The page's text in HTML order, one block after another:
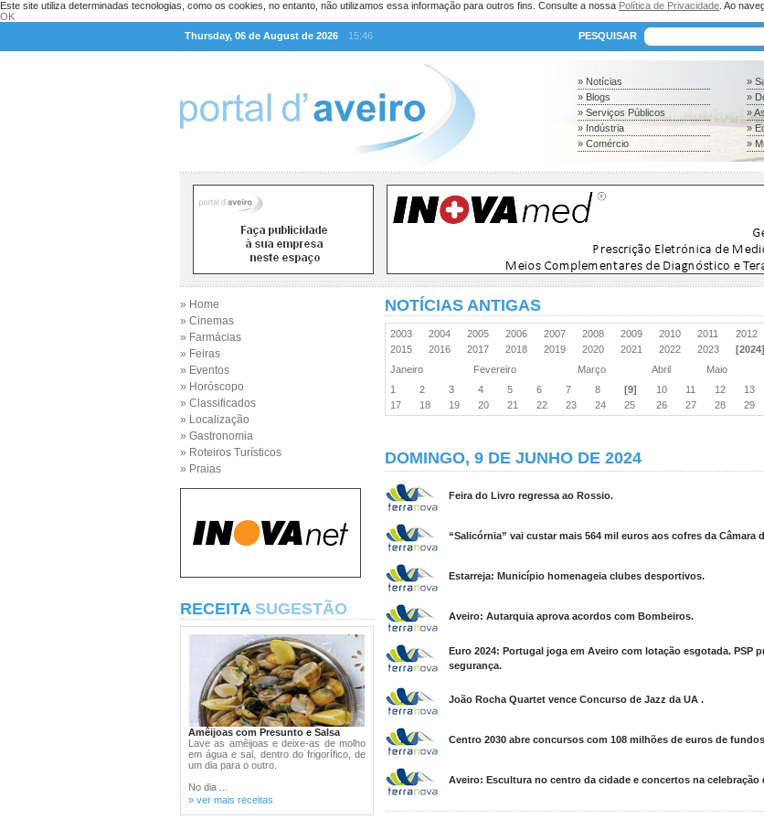
Este site utiliza determinadas tecnologias, como os cookies, no entanto, não utilizamos essa informação para outros fins. Consulte a nossa Política de Privacidade . Ao
OK
Thursday, 06 de August de 2026
15:46 PESQUISAR
» Notícias
» Blogs
» Serviços Públicos
» Indústria
» Comércio
»
»
»
»
»
» Home
» Cinemas
» Farmácias
» Feiras
» Eventos
» Horóscopo
» Classificados
» Localização
» Gastronomia
» Roteiros Turísticos
» Praias
RECEITA SUGESTÃO
Amêijoas com Presunto e Salsa
Lave as amêijoas e deixe-as de molho
em água e sal, dentro do frigorífico, de
um dia para o outro.
No dia ...
» ver mais receitas
NOTÍCIAS ANTIGAS
2003 2004 2005 2006 2007 2008 2009 2010 2011 2012
2015
2016 2017 2018 2019 2020 2021 2022 2023
[2024]
Janeiro
Fevereiro Março Abril Maio
1
2 3 4 5 6 7 8 [9] 10 11 12 13
17
18 19 20 21 22 23 24 25 26 27 28 29
DOMINGO, 9 DE JUNHO DE 2024
Feira do Livro regressa ao Rossio.
“Salicórnia” vai custar mais 564 mil euros aos cofres da Câmara
Estarreja: Município homenageia clubes desportivos.
Aveiro: Autarquia aprova acordos com Bombeiros.
Euro 2024: Portugal joga em Aveiro com lotação esgotada. PSP
segurança.
João Rocha Quartet vence Concurso de Jazz da UA .
Centro 2030 abre concursos com 108 milhões de euros de
Aveiro: Escultura no centro da cidade e concertos na celebração